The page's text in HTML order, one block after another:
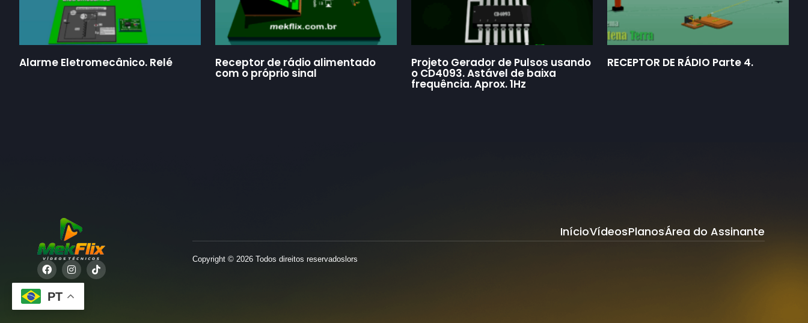
Alarme Eletromecânico. Relé Receptor de rádio alimentado
com o próprio sinal
Projeto Gerador de Pulsos usando
o CD4093. Astável de baixa
frequência. Aprox. 1Hz
RECEPTOR DE RÁDIO Parte 4.
InícioVídeosPlanosÁrea do Assinante
Copyright © 2026 Todos direitos reservadoslors
PT